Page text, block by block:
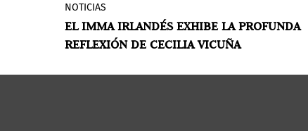
La exposición presentada en la
institución irlandesa muestra una artista
que indaga sobre la interrelación entre
NOTICIAS
EL IMMA IRLANDÉS EXHIBE LA PROFUNDA
REFLEXIÓN DE CECILIA VICUÑA